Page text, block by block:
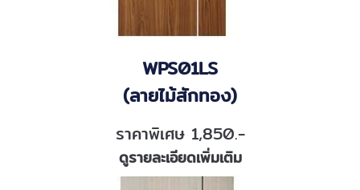
WPS01LS
(ลายไม้สักทอง)
ราคาพิเศษ 1,850.-
ดูรายละเอียดเพิ่มเติม